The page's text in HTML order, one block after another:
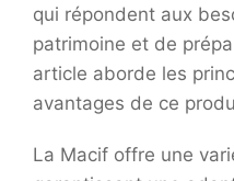
qui répondent aux
patrimoine et de
article aborde les
avantages de ce
La Macif offre une